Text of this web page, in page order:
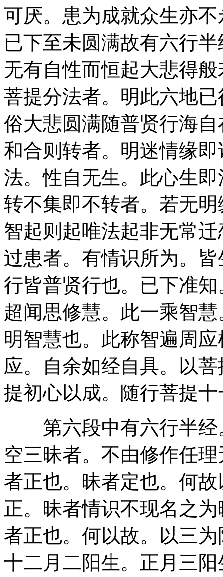
可厌。患为成就众生亦
已下至未圆满故有六行
无有自性而恒起大悲得
菩提分法者。明此六地
俗大悲圆满随普贤行海
和合则转者。明迷情缘
法。性自无生。此心生
转不集即不转者。若无
智起则起唯法起非无常
过患者。有情识所为。
行皆普贤行也。已下准
超闻思修慧。此一乘智
明智慧也。此称智遍周
应。自余如经自具。以
提初心以成。随行菩提
第六段中有六行半经
空三昧者。不由修作任
者正也。昧者定也。何
正。昧者情识不现名之
者正也。何以故。以三
十二月二阳生。正月三